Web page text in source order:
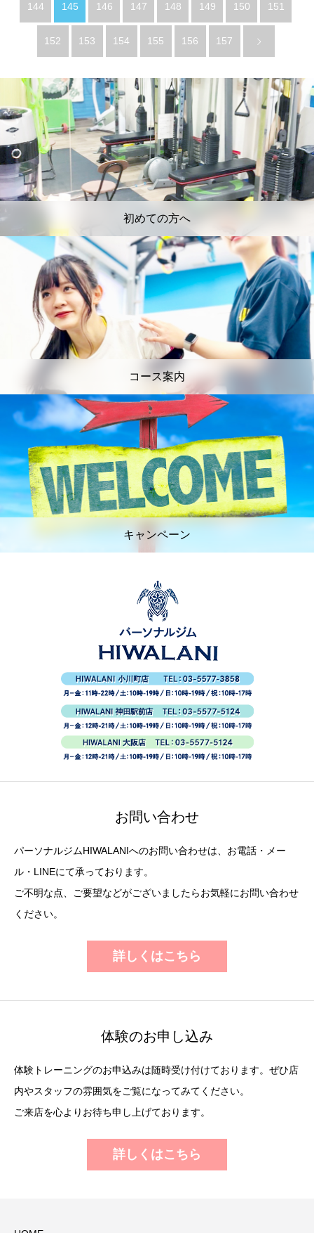
144 145 146 147 148 149 150 151
152 153 154 155 156 157
初めての方へ
コース案内
キャンペーン
お問い合わせ
パーソナルジムHIWALANIへのお問い合わせは、お電話・メー
ル・LINEにて承っております。
ご不明な点、ご要望などがございましたらお気軽にお問い合わせ
ください。
詳しくはこちら
体験のお申し込み
体験トレーニングのお申込みは随時受け付けております。ぜひ店
内やスタッフの雰囲気をご覧になってみてください。
ご来店を心よりお待ち申し上げております。
詳しくはこちら